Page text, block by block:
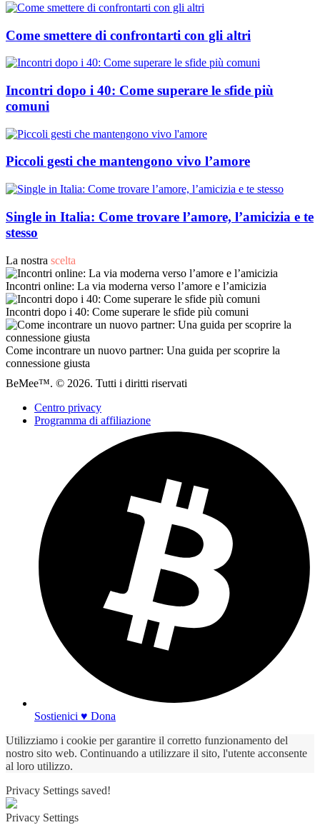
Come smettere di confrontarti con gli altri
Incontri dopo i 40: Come superare le sfide più
comuni
Piccoli gesti che mantengono vivo l’amore
Single in Italia: Come trovare l’amore, l’amicizia e te
stesso
La nostra scelta
Incontri online: La via moderna verso l’amore e l’amicizia
Incontri dopo i 40: Come superare le sfide più comuni
Come incontrare un nuovo partner: Una guida per scoprire la
connessione giusta
BeMee™. © 2026. Tutti i diritti riservati
Centro privacy
Programma di affiliazione
Sostienici ♥ Dona
Utilizziamo i cookie per garantire il corretto funzionamento del
nostro sito web. Continuando a utilizzare il sito, l'utente acconsente
al loro utilizzo.
Privacy Settings saved!
Privacy Settings